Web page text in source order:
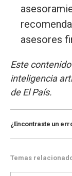
asesores
Este
inteligencia
de El País.
¿Encontraste un
Temas